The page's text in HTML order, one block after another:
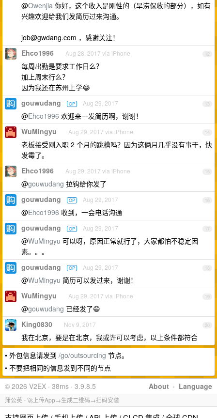
@Owenjia 你好，这个收入是刚性的（旱涝保收的部分），如有
兴趣欢迎给我们发简历过来沟通。
job@gwdang.com ，感谢关注！
12
Ehco1996 Aug 28, 2017 via iPhone
每周出勤是要求工作日么？
加上周末行么？
因为我还在苏州上学😂
13
gouwudang OP Aug 29, 2017
@Ehco1996 欢迎来一发简历啊，谢谢！
14
WuMingyu Aug 29, 2017 via iPhone
老板接受刚入职 2 个月的跳槽吗？因为这俩月几乎没有事干，快
发霉了。
15
Ehco1996 Aug 29, 2017 via iPhone
@gouwudang 拉钩给你发了
16
gouwudang OP Aug 29, 2017
@Ehco1996 收到，一会电话沟通
17
gouwudang OP Aug 29, 2017
@WuMingyu 可以呀，原因正常就行了，大家都怕不稳定因
素。。。
18
gouwudang OP Aug 29, 2017
@WuMingyu 简历可以发过来，谢谢！
19
WuMingyu Aug 29, 2017 via iPhone
@gouwudang 已经发了😄
20
King0830 Nov 9, 2017
我在北京，要是在北京，我或许可以考虑，以上条件都符合
• 外包信息请发到 /go/outsourcing 节点。
• 不要把相同的信息发到不同的节点
About · Language
© 2026 V2EX · 38ms · 3.9.8.5
蒲公英 - 🚀上传App→生成二维码→扫码安装